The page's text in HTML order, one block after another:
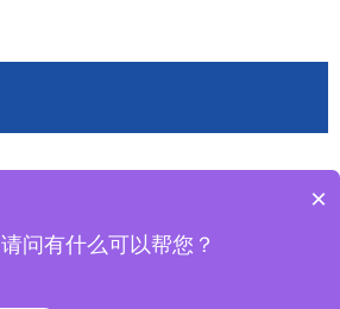
×
问有什么可以帮您？